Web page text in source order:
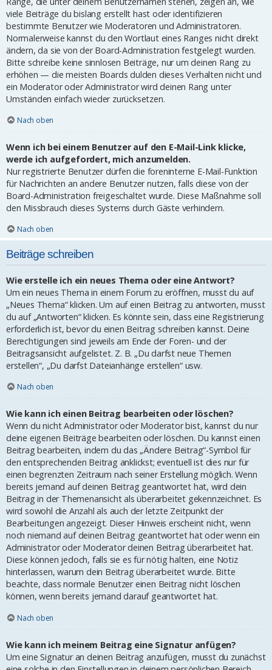
viele Beiträge du bislang erstellt hast oder identifizieren
bestimmte Benutzer wie Moderatoren und Administratoren.
Normalerweise kannst du den Wortlaut eines Ranges nicht direkt
ändern, da sie von der Board-Administration festgelegt wurden.
Bitte schreibe keine sinnlosen Beiträge, nur um deinen Rang zu
erhöhen — die meisten Boards dulden dieses Verhalten nicht und
ein Moderator oder Administrator wird deinen Rang unter
Umständen einfach wieder zurücksetzen.
Nach oben
Wenn ich bei einem Benutzer auf den E-Mail-Link klicke,
werde ich aufgefordert, mich anzumelden.
Nur registrierte Benutzer dürfen die foreninterne E-Mail-Funktion
für Nachrichten an andere Benutzer nutzen, falls diese von der
Board-Administration freigeschaltet wurde. Diese Maßnahme soll
den Missbrauch dieses Systems durch Gäste verhindern.
Nach oben
Beiträge schreiben
Wie erstelle ich ein neues Thema oder eine Antwort?
Um ein neues Thema in einem Forum zu eröffnen, musst du auf
„Neues Thema“ klicken. Um auf einen Beitrag zu antworten, musst
du auf „Antworten“ klicken. Es könnte sein, dass eine Registrierung
erforderlich ist, bevor du einen Beitrag schreiben kannst. Deine
Berechtigungen sind jeweils am Ende der Foren- und der
Beitragsansicht aufgelistet. Z. B. „Du darfst neue Themen
erstellen“, „Du darfst Dateianhänge erstellen“ usw.
Nach oben
Wie kann ich einen Beitrag bearbeiten oder löschen?
Wenn du nicht Administrator oder Moderator bist, kannst du nur
deine eigenen Beiträge bearbeiten oder löschen. Du kannst einen
Beitrag bearbeiten, indem du das „Ändere Beitrag“-Symbol für
den entsprechenden Beitrag anklickst; eventuell ist dies nur für
einen begrenzten Zeitraum nach seiner Erstellung möglich. Wenn
bereits jemand auf deinen Beitrag geantwortet hat, wird dein
Beitrag in der Themenansicht als überarbeitet gekennzeichnet. Es
wird sowohl die Anzahl als auch der letzte Zeitpunkt der
Bearbeitungen angezeigt. Dieser Hinweis erscheint nicht, wenn
noch niemand auf deinen Beitrag geantwortet hat oder wenn ein
Administrator oder Moderator deinen Beitrag überarbeitet hat.
Diese können jedoch, falls sie es für nötig halten, eine Notiz
hinterlassen, warum dein Beitrag überarbeitet wurde. Bitte
beachte, dass normale Benutzer einen Beitrag nicht löschen
können, wenn bereits jemand darauf geantwortet hat.
Nach oben
Wie kann ich meinem Beitrag eine Signatur anfügen?
Um eine Signatur an deinen Beitrag anzufügen, musst du zunächst